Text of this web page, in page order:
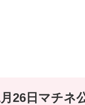
26日マチネ